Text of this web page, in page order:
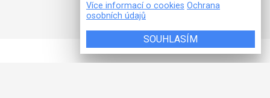
Více informací o cookies Ochrana
osobních údajů
SOUHLASÍM